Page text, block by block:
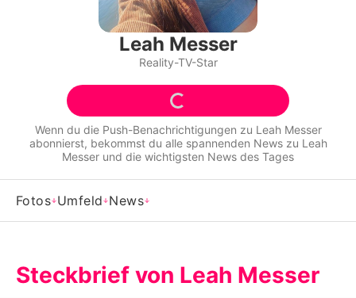
Alle Themen auf Promiflash
Jobs
App runterladen
Team
Impressum
Nutzungsbedingungen
Leah Messer
Reality-TV-Star
Wenn du die Push-Benachrichtigungen zu Leah Messer
abonnierst, bekommst du alle spannenden News zu Leah
Messer und die wichtigsten News des Tages
Fotos Umfeld News
Steckbrief von Leah Messer